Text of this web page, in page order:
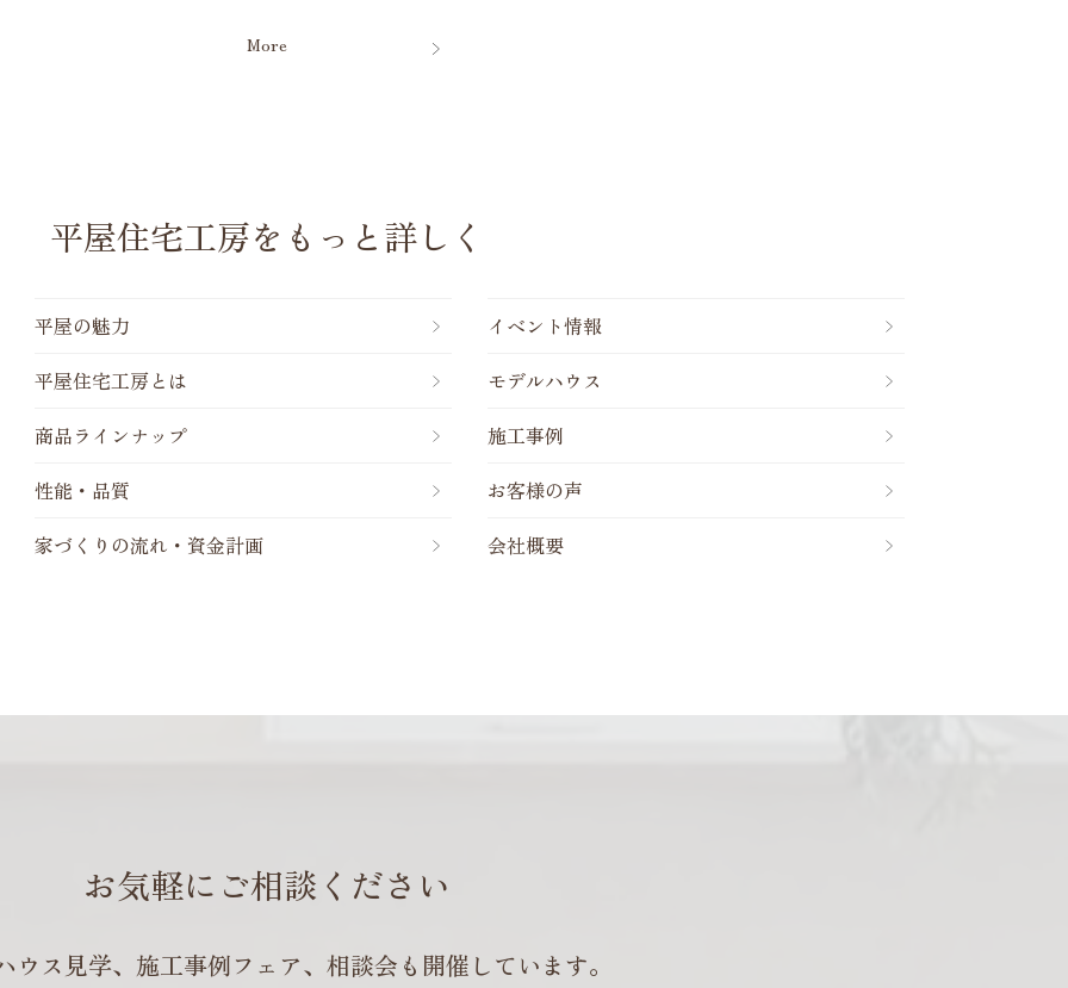
More
平屋住宅工房をもっと詳しく
平屋の魅力
平屋住宅工房とは
商品ラインナップ
性能・品質
家づくりの流れ・資金計画
イベント情報
モデルハウス
施工事例
お客様の声
会社概要
お気軽にご相談ください
ウス見学、施工事例フェア、 相談会も開催しています。